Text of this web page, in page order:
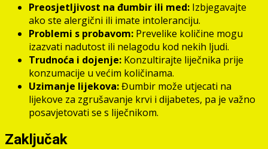
Preosjetljivost na đumbir ili med: Izbjegavajte
ako ste alergični ili imate intoleranciju.
Problemi s probavom: Prevelike količine mogu
izazvati nadutost ili nelagodu kod nekih ljudi.
Trudnoća i dojenje: Konzultirajte liječnika prije
konzumacije u većim količinama.
Uzimanje lijekova:Đumbir može utjecati na
lijekove za zgrušavanje krvi i dijabetes, pa je važno
posavjetovati se s liječnikom.
Zaključak